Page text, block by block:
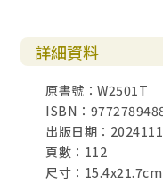
詳細資料
原書號：W2501T
ISBN：
出版日期：
頁數：112
尺寸：15.4x21.7cm